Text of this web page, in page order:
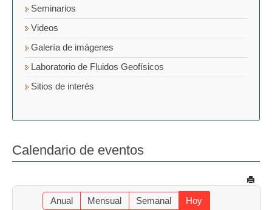
Seminarios
Videos
Galería de imágenes
Laboratorio de Fluidos Geofísicos
Sitios de interés
Calendario de eventos
Anual Mensual Semanal Hoy